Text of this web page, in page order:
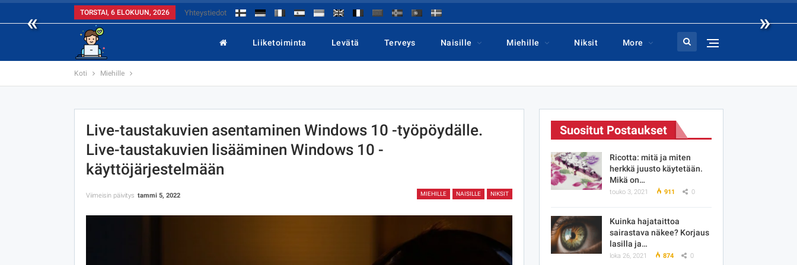
« »
TORSTAI, 6 ELOKUUN, 2026 Yhteystiedot
Liiketoiminta Levätä Terveys Naisille Miehille Niksit More
Koti Miehille
Live-taustakuvien asentaminen Windows 10 -työpöydälle.
Live-taustakuvien lisääminen Windows 10 -
käyttöjärjestelmään
MIEHILLE NAISILLE NIKSIT
Viimeisin päivitys tammi 5, 2022
Suositut Postaukset
Ricotta: mitä ja miten
herkkä juusto käytetään.
Mikä on…
touko 3, 2021 911 0
Kuinka hajataittoa
sairastava näkee? Korjaus
lasilla ja…
loka 26, 2021 874 0